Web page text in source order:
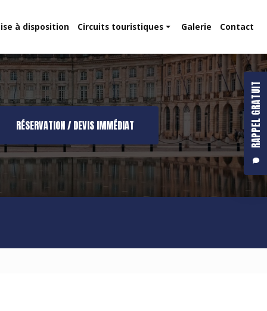
RAPPEL GRATUIT
à disposition Circuits touristiques
Route des vins
Dune du Pilat
Galerie Contact
RÉSERVATION / DEVIS IMMÉDIAT